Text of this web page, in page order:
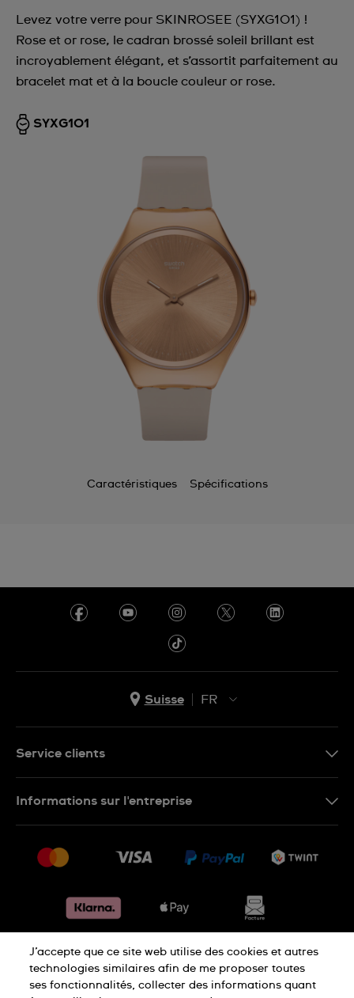
Levez votre verre pour SKINROSEE (SYXG101) !
Rose et or rose, le cadran brossé soleil brillant est
incroyablement élégant, et s’assortit parfaitement au
bracelet mat et à la boucle couleur or rose.
SYXG101
Caractéristiques Spécifications
Suisse
FR
IT
Service clients
Retours
Conditions de vente
Informations sur l'entreprise
Jobs
Déclaration de confidentialité
J’accepte que ce site web utilise des cookies et autres
technologies similaires afin de me proposer toutes
ses fonctionnalités, collecter des informations quant